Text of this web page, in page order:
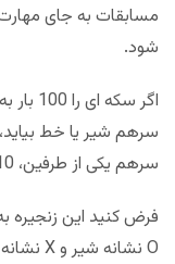
مسابقات به جای
شود.
سرهم یکی از طرفین، 10 درصد می شود.
فرض کنید این زنجیره
O نشانه شیر و X نشانه خط است: